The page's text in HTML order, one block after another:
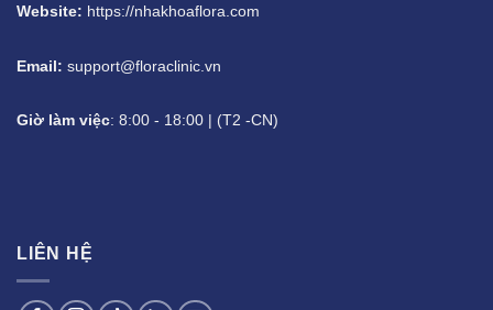
Website: https://nhakhoaflora.com
Email: support@floraclinic.vn
Giờ làm việc: 8:00 - 18:00 | (T2 -CN)
LIÊN HỆ